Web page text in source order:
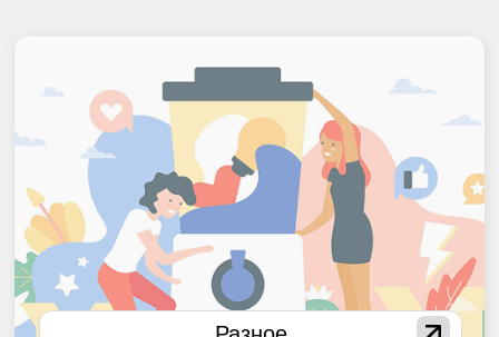
Усталипросто
сидетьза